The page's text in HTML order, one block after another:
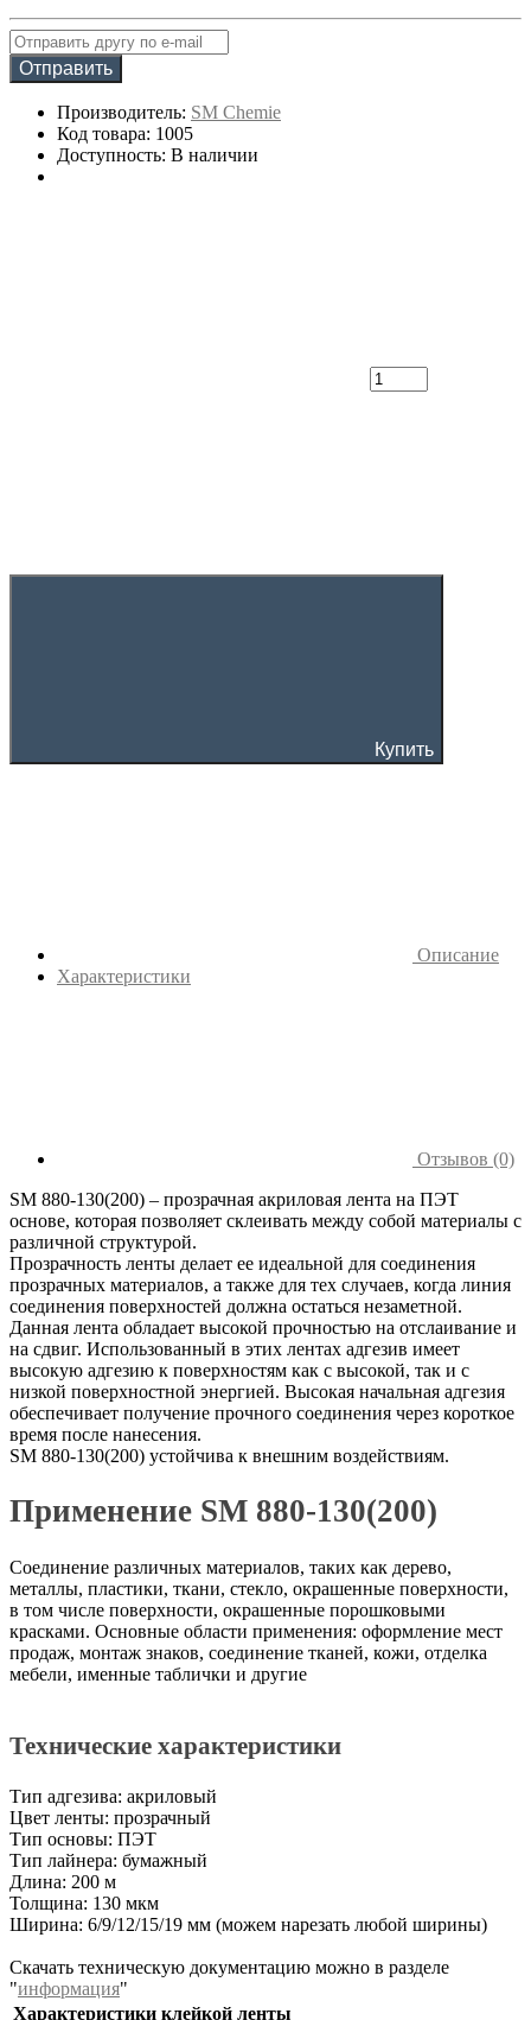
Отправить
Производитель: SM Chemie
Код товара: 1005
Доступность: В наличии
Купить
Описание
Характеристики
Отзывов (0)
SM 880-130(200) – прозрачная акриловая лента на ПЭТ
основе, которая позволяет склеивать между собой материалы с
различной структурой.
Прозрачность ленты делает ее идеальной для соединения
прозрачных материалов, а также для тех случаев, когда линия
соединения поверхностей должна остаться незаметной.
Данная лента обладает высокой прочностью на отслаивание и
на сдвиг. Использованный в этих лентах адгезив имеет
высокую адгезию к поверхностям как с высокой, так и с
низкой поверхностной энергией. Высокая начальная адгезия
обеспечивает получение прочного соединения через короткое
время после нанесения.
SM 880-130(200) устойчива к внешним воздействиям.
Применение SM 880-130(200)
Соединение различных материалов, таких как дерево,
металлы, пластики, ткани, стекло, окрашенные поверхности,
в том числе поверхности, окрашенные порошковыми
красками. Основные области применения: оформление мест
продаж, монтаж знаков, соединение тканей, кожи, отделка
мебели, именные таблички и другие
Технические характеристики
Тип адгезива: акриловый
Цвет ленты: прозрачный
Тип основы: ПЭТ
Тип лайнера: бумажный
Длина: 200 м
Толщина: 130 мкм
Ширина: 6/9/12/15/19 мм (можем нарезать любой ширины)
Скачать техническую документацию можно в разделе
"информация"
Характеристики клейкой ленты